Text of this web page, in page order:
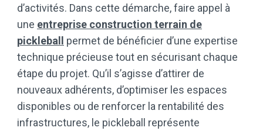
d’activités. Dans cette démarche, faire appel à
une entreprise construction terrain de
pickleball
permet de bénéficier d’une expertise
technique précieuse tout en sécurisant chaque
étape du projet. Qu’il s’agisse d’attirer de
nouveaux adhérents, d’optimiser les espaces
disponibles ou de renforcer la rentabilité des
infrastructures, le pickleball représente